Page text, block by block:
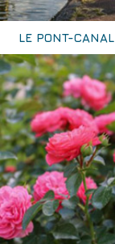
LE PONT-CANAL